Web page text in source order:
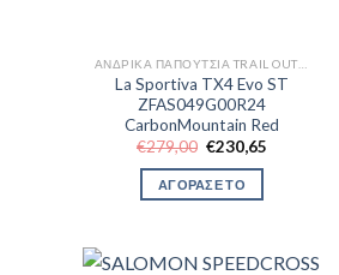
ΑΝΔΡΙΚΆ ΠΑΠΟΎΤΣΙΑ TRAIL OUTDOR
La Sportiva TX4 Evo ST
ZFAS049G00R24
CarbonMountain Red
€279,00 Original
was:
€279,00.
€230,65
ΑΓΟΡΑΣΕ ΤΟ